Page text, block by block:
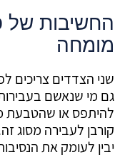
החשיבות של
מומחה
שני הצדדים צריכים
גם מי שנאשם
להיתפס או שהטבעת
קורבן לעבירה מסוג
יבין לעומק את